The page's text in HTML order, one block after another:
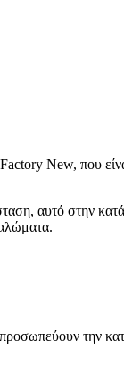
New, που
αυτό στην
την